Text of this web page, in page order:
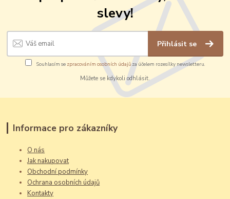
slevy!
Přihlásit se
Souhlasím se zpracováním osobních údajůza účelem rozesílky newsletteru.
Můžete se kdykoli odhlásit.
Informace pro zákazníky
O nás
Jak nakupovat
Obchodní podmínky
Ochrana osobních údajů
Kontakty